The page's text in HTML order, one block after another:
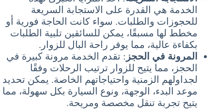
الخدمة هي القدرة على الاستجابة السريعة
للحجوزات والطلبات. سواء كانت الحاجة فورية أو
مخطط لها مسبقًا، يمكن للسائقين تلبية الطلبات
بكفاءة عالية، مما يوفر راحة البال للزوار.
المرونة في الحجز : تقدم الخدمة مرونة كبيرة في
الحجز، مما يتيح للزوار ترتيب الرحلات وفقًا
لجداولهم الزمنية واحتياجاتهم الخاصة. يمكن تحديد
موعد البدء، الوجهة، ونوع السيارة بكل سهولة، مما
يتيح تجربة تنقل مخصصة ومريحة.